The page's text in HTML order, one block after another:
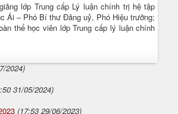
lớp Trung cấp Lý luận chính trị hệ tập
Ái – Phó Bí thư Đảng uỷ, Phó Hiệu trưởng;
thể học viên lớp Trung cấp lý luận chính
2024)
31/05/2024)
(17:53 29/06/2023)